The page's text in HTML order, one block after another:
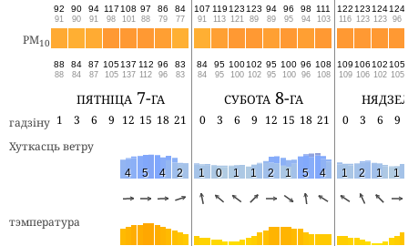
92
91
90
90
94
91
117
98
108
101
97
88
86
79
84
77
107
91
119
113
123
121
123
89
94
89
96
95
98
94
111
103
122
116
123
123
124
123
124
96
PM10
88
88
84
84
87
87
105
105
137
137
112
112
96
96
83
83
84
84
95
95
100
100
102
102
95
95
100
100
96
96
108
108
109
109
106
106
102
102
105
105
пятніца 7-га субота 8-га
гадзіну 1 3 6 9 12 15 18 21 0 3 6 9 12 15 18 21 0 3 6
9
Хуткасць ветру
4 5 4 2 1 0 1 1 2 1 5 4 1 2 1 1
тэмпература